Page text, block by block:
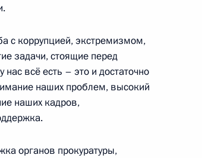
с коррупцией, экстремизмом,
задачи, стоящие перед
всё есть – это и достаточно
наших проблем, высокий
наших кадров,
органов прокуратуры,